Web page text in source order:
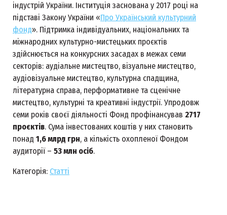
індустрій України. Інституція заснована у 2017 році на
підставі Закону України «Про Український культурний
фонд». Підтримка індивідуальних, національних та
міжнародних культурно-мистецьких проєктів
здійснюється на конкурсних засадах в межах семи
секторів: аудіальне мистецтво, візуальне мистецтво,
аудіовізуальне мистецтво, культурна спадщина,
літературна справа, перформативне та сценічне
мистецтво, культурні та креативні індустрії. Упродовж
семи років своєї діяльності Фонд профінансував 2717
проєктів. Сума інвестованих коштів у них становить
понад 1,6 млрд грн, а кількість охопленої Фондом
аудиторії – 53 млн осіб.
Категорія: Статті